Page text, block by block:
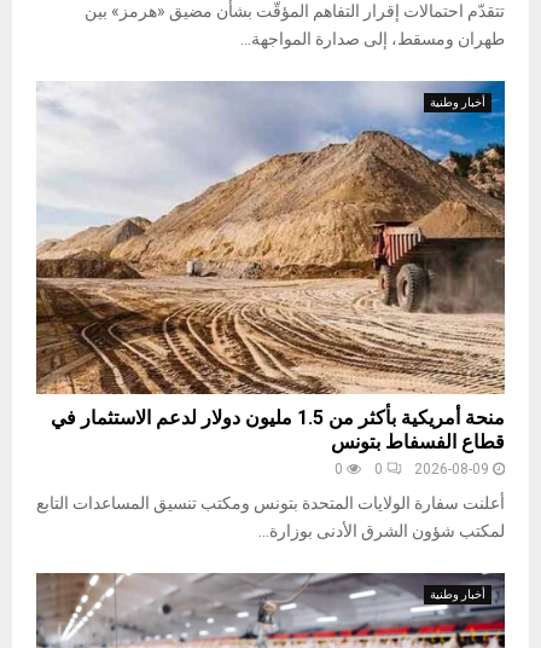
تتقدّم احتمالات إقرار التفاهم المؤقّت بشأن مضيق «هرمز» بين
طهران ومسقط، إلى صدارة المواجهة...
أخبار وطنية
منحة أمريكية بأكثر من 1.5 مليون دولار لدعم الاستثمار في
قطاع الفسفاط بتونس
2026-08-09
0
0
أعلنت سفارة الولايات المتحدة بتونس ومكتب تنسيق المساعدات التابع
لمكتب شؤون الشرق الأدنى بوزارة...
أخبار وطنية